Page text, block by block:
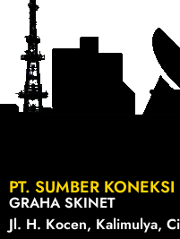
PT. SUMBER
GRAHA SKINET
Jl. H. Kocen, Kalimulya,